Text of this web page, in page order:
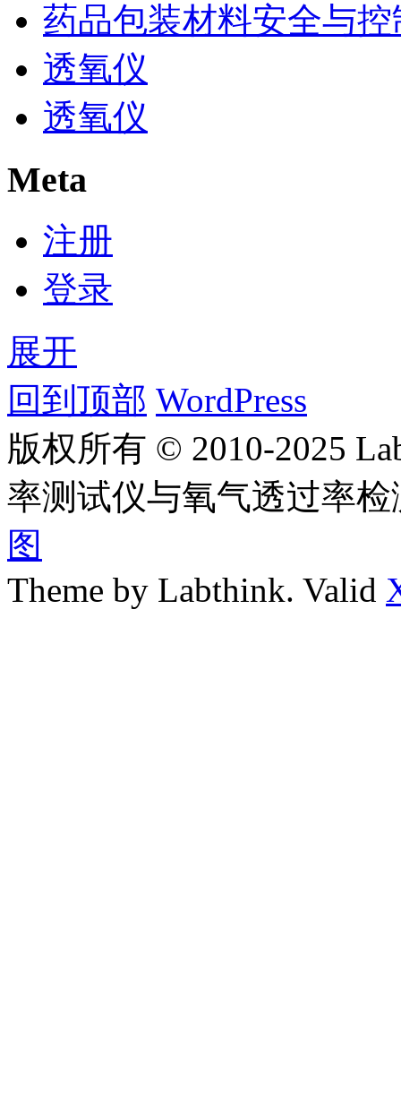
药品包装材料安全与
透氧仪
透氧仪
Meta
注册
登录
展开
回到顶部 WordPress
版权所有 © 2010-2025
率测试仪与氧气透过率
图
Theme by Labthink. Valid